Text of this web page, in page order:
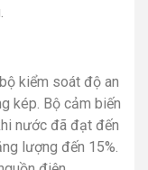
kiểm soát độ an
kép. Bộ cảm biến
nước đã đạt đến
lượng đến 15%.